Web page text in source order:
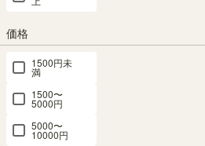
価格
1500円未
満
1500〜
5000円
5000〜
10000円
最短お届け予定日
〒
予定日:在庫がないため表示できません